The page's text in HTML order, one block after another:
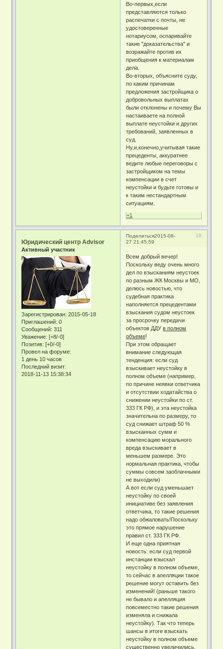
Во-первых,если
представляются только
распечатки с почты, не
удостоверенные
нотариусом, оспаривайте
такие "доказательства" и
возражайте против их
приобщения к материалам
дела.
Во-вторых, объясните суду,
по каким причинам
предложения застройщика о
добровольных выплатах
были отклонены и почему Вы
настаиваете на полной
выплате неустойки и других
требований, заявленных в
суд.
Ну,и,конечно,учитывая такие
прецеденты, аккуратнее
ведите любые переговоры с
застройщиком на темы
компенсации в счет
неустойки и будьте готовы и
к таким нестандартным
ситуациям.
+1
Поделиться 18
2015-08-
27 21:45:59
Юридический центр Advisor
Активный участник
Зарегистрирован: 2015-05-18
Приглашений: 0
Сообщений: 311
Уважение: [+8/-0]
Позитив: [+0/-0]
Провел на форуме:
1 день 10 часов
Последний визит:
2018-11-13 15:38:34
Всем добрый вечер!
Поскольку веду очень много
дел по взысканиям неустоек
по разным ЖК Москвы и МО,
делюсь новостью, что
судебная практика
наполняется прецедентами
взыскания судом неустоек
за просрочку передачи
объектов ДДУв полном
объеме!
При этом обращает
внимание следующая
тенденция: если суд
взыскивает неустойку в
полном объеме (например,
по причине неявки ответчика
и отсутствии ходатайства о
снижении неустойки по ст.
333 ГК РФ), и эта неустойка
значительна по размеру, то
суд снижает штраф 50 %
взысканных сумм и
компенсацию морального
вреда взыскивает в
меньшем размере. Это
нормальная практика, чтобы
суммы совсем заоблачными
не выходили)
А вот если суд уменьшает
неустойку по своей
инициативе без заявления
ответчика, то такие решения
надо обжаловать!Поскольку
это прямое нарушение
правил ст. 333 ГК РФ.
И еще одна приятная
новость: если суд первой
инстанции взыскал
неустойку в полном объеме,
то сейчас в апелляции такое
решение могут оставить без
изменений! (раньше такого
не бывало и апелляция
повсеместно такие решения
изменяла и снижала
неустойку). Так что теперь
шансы в итоге взыскать
неустойку в полном объеме
существенно увеличились,